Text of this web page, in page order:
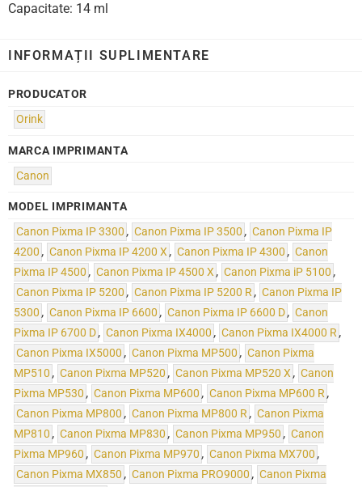
Capacitate: 14 ml
INFORMAȚII SUPLIMENTARE
PRODUCATOR
Orink
MARCA IMPRIMANTA
Canon
MODEL IMPRIMANTA
Canon Pixma IP 3300 , Canon Pixma IP 3500 , Canon Pixma IP
4200 , Canon Pixma IP 4200 X, Canon Pixma IP 4300 , Canon
Pixma IP 4500 , Canon Pixma IP 4500 X, Canon Pixma iP 5100 ,
Canon Pixma IP 5200 , Canon Pixma IP 5200 R, Canon Pixma IP
5300 , Canon Pixma IP 6600 , Canon Pixma IP 6600 D, Canon
Pixma IP 6700 D, Canon Pixma IX4000 , Canon Pixma IX4000 R,
Canon Pixma IX5000 , Canon Pixma MP500 , Canon Pixma
MP510 , Canon Pixma MP520 , Canon Pixma MP520 X, Canon
Pixma MP530 , Canon Pixma MP600 , Canon Pixma MP600 R,
Canon Pixma MP800 , Canon Pixma MP800 R, Canon Pixma
MP810 , Canon Pixma MP830 , Canon Pixma MP950 , Canon
Pixma MP960 , Canon Pixma MP970 , Canon Pixma MX700 ,
Canon Pixma MX850 , Canon Pixma PRO9000 , Canon Pixma